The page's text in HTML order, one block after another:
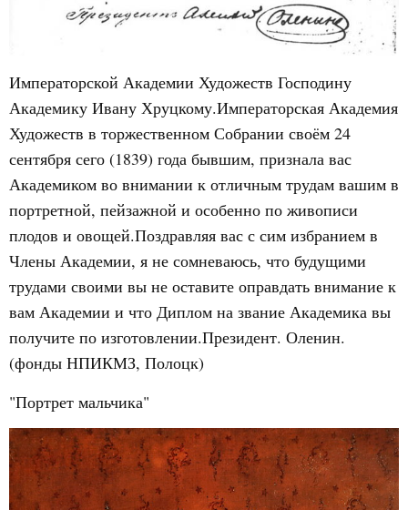
Императорской Академии Художеств Господину
Академику Ивану Хруцкому.Императорская Академия
Художеств в торжественном Собрании своём 24
сентября сего (1839) года бывшим, признала вас
Академиком во внимании к отличным трудам вашим в
портретной, пейзажной и особенно по живописи
плодов и овощей.Поздравляя вас с сим избранием в
Члены Академии, я не сомневаюсь, что будущими
трудами своими вы не оставите оправдать внимание к
вам Академии и что Диплом на звание Академика вы
получите по изготовлении.Президент. Оленин.
(фонды НПИКМЗ, Полоцк)
"Портрет мальчика"